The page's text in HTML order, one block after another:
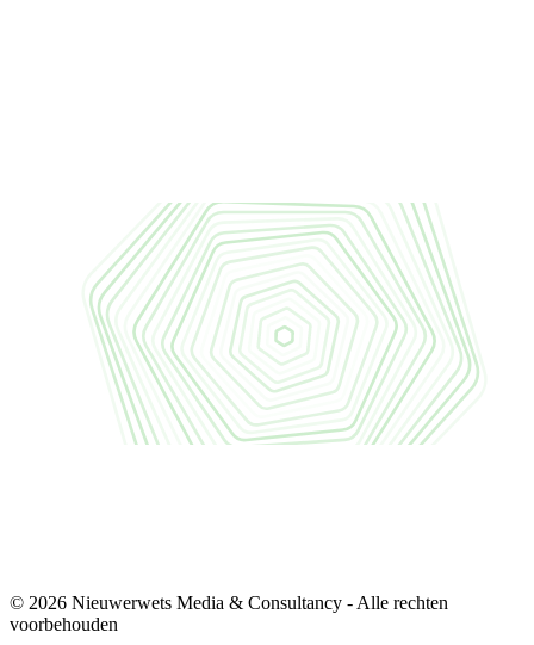
© 2026 Nieuwerwets Media & Consultancy - Alle rechten
voorbehouden